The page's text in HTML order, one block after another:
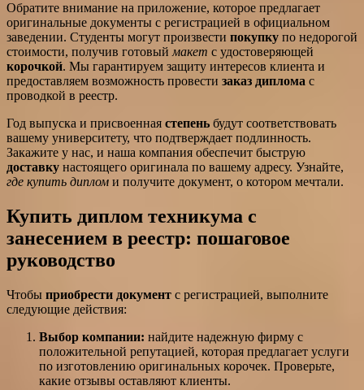
Обратите внимание на приложение, которое предлагает
оригинальные документы с регистрацией в официальном
заведении. Студенты могут произвести покупку по недорогой
стоимости, получив готовый макет с удостоверяющей
корочкой. Мы гарантируем защиту интересов клиента и
предоставляем возможность провести заказ диплома с
проводкой в реестр.
Год выпуска и присвоенная степень будут соответствовать
вашему университету, что подтверждает подлинность.
Закажите у нас, и наша компания обеспечит быструю
доставку настоящего оригинала по вашему адресу. Узнайте,
где купить диплом и получите документ, о котором мечтали.
Купить диплом техникума с
занесением в реестр: пошаговое
руководство
Чтобы приобрести документ с регистрацией, выполните
следующие действия:
Выбор компании: найдите надежную фирму с
положительной репутацией, которая предлагает услуги
по изготовлению оригинальных корочек. Проверьте,
какие отзывы оставляют клиенты.